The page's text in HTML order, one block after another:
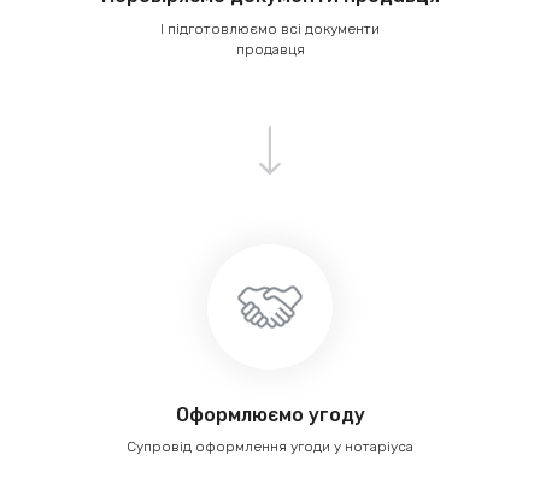
І підготовлюємо всі документи
продавця
Оформлюємо угоду
Супровід оформлення угоди у нотаріуса